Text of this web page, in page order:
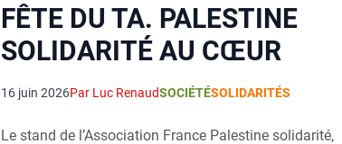
FÊTE DU TA. PALESTINE
SOLIDARITÉ AU CŒUR
16 juin 2026Par Luc RenaudSOCIÉTÉSOLIDARITÉS
Le stand de l’Association France Palestine solidarité,